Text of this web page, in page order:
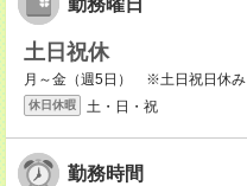
勤務曜日
土日祝休
月～金（週5日） ※土日祝日休み
休日休暇 土・日・祝
勤務時間